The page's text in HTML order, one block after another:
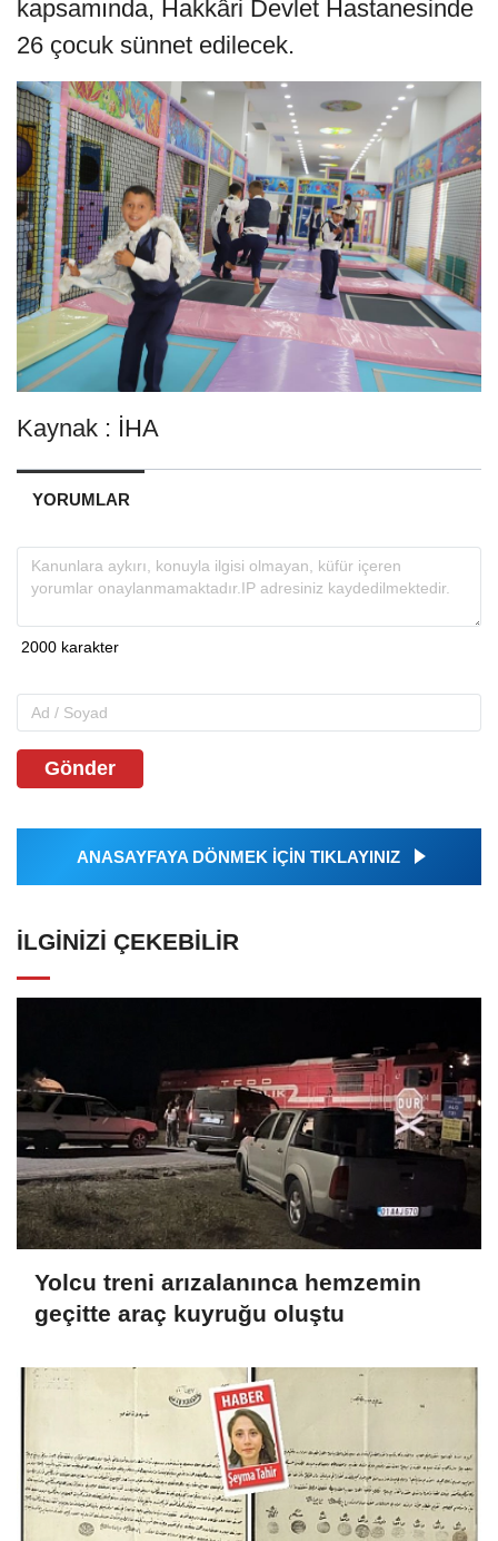
kapsamında, Hakkâri Devlet Hastanesinde
26 çocuk sünnet edilecek.
Kaynak : İHA
YORUMLAR
Gönder
ANASAYFAYA DÖNMEK İÇİN TIKLAYINIZ
İLGINIZI ÇEKEBILIR
Yolcu treni arızalanınca hemzemin
geçitte araç kuyruğu oluştu